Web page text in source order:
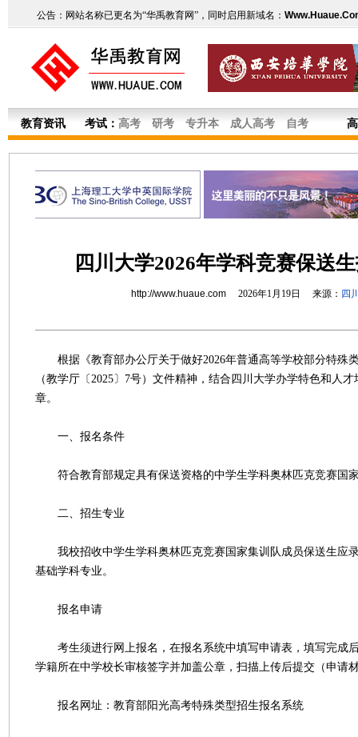
公告：网站名称已更名为“华禹教育网”，同时启用新域名：
教育资讯 考试： 高考 研考 专升本 成人高考 自考
四川大学2026年学科竞赛保送
http://www.huaue.com2026年1月19日 来源： 四
根据《教育部办公厅关于做好2026年普通高等学校部分特殊
（教学厅〔2025〕7号）文件精神，结合四川大学办学特色和人
章。
一、报名条件
符合教育部规定具有保送资格的中学生学科奥林匹克竞赛国
二、招生专业
我校招收中学生学科奥林匹克竞赛国家集训队成员保送生应
基础学科专业。
报名申请
考生须进行网上报名，在报名系统中填写申请表，填写完成
学籍所在中学校长审核签字并加盖公章，扫描上传后提交（申请
报名网址：教育部阳光高考特殊类型招生报名系统